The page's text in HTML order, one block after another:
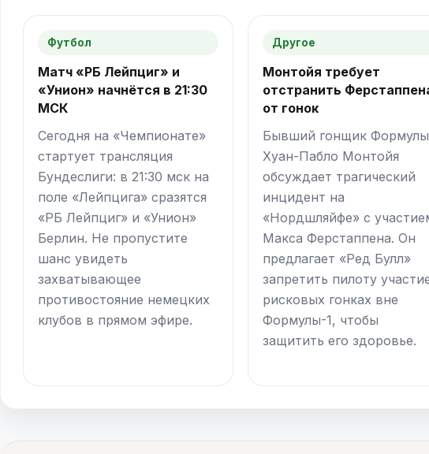
Футбол
Матч «РБ Лейпциг» и
«Унион» начнётся в 21:30
МСК
Сегодня на «Чемпионате»
стартует трансляция
Бундеслиги: в 21:30 мск на
поле «Лейпцига» сразятся
«РБ Лейпциг» и «Унион»
Берлин. Не пропустите
шанс увидеть
захватывающее
противостояние немецких
клубов в прямом эфире.
Другое
Монтойя требует
отстранить
от гонок
Бывший гонщик
Хуан-Пабло Монтойя
обсуждает трагический
инцидент на
«Нордшляйфе» с
Макса Ферстаппена. Он
предлагает «Ред Булл»
запретить пилоту
рисковых гонках вне
Формулы-1, чтобы
защитить его здоровье.